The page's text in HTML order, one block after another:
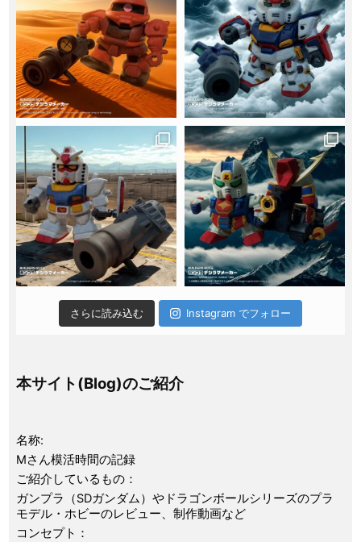
さらに読み込む Instagram でフォロー
本サイト(Blog)のご紹介
名称:
Mさん模活時間の記録
ご紹介しているもの：
ガンプラ（SDガンダム）やドラゴンボールシリーズのプラ
モデル・ホビーのレビュー、制作動画など
コンセプト：